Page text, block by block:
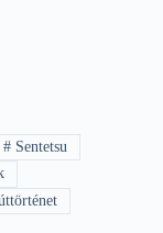
# Sentetsu